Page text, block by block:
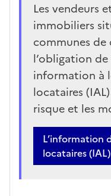
Les vendeurs
immobiliers
communes
l’obligation
information à
locataires
risque et les
Bouton
L’information
locataires (IAL)